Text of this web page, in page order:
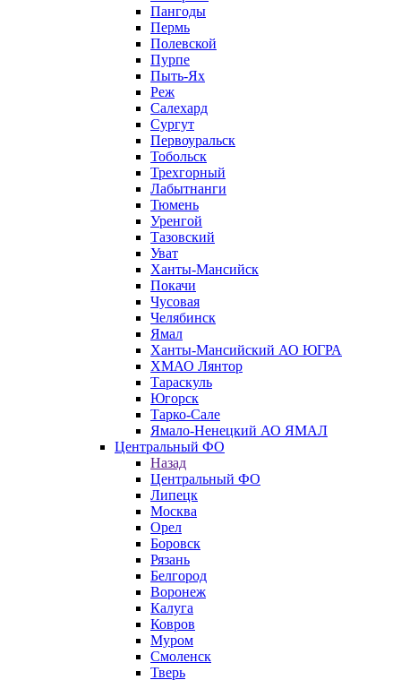
Пангоды
Пермь
Полевской
Пурпе
Пыть-Ях
Реж
Салехард
Сургут
Первоуральск
Тобольск
Трехгорный
Лабытнанги
Тюмень
Уренгой
Тазовский
Уват
Ханты-Мансийск
Покачи
Чусовая
Челябинск
Ямал
Ханты-Мансийский АО ЮГРА
ХМАО Лянтор
Тараскуль
Югорск
Тарко-Сале
Ямало-Ненецкий АО ЯМАЛ
Центральный ФО
Назад
Центральный ФО
Липецк
Москва
Орел
Боровск
Рязань
Белгород
Воронеж
Калуга
Ковров
Муром
Смоленск
Тверь